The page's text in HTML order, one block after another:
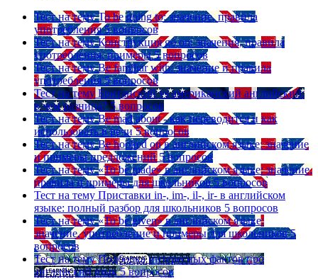
Тест на тему To be going to: значение, правила
употребления 5 вопросов
Тест на тему Конструкция go on: значения, правила
употребления, примеры 5 вопросов
Тест на тему Be familiar with: значение и правила
употребления 5 вопросов
Тест на тему Британский vs американский английский:
в чем разница? 5 вопросов
Тест на тему Be mad about - как переводится и как
использовать в речи 5 вопросов
Тест на тему Be hooked on в английском языке: значение
и примеры предложений 5 вопросов
Тест на тему «To be made» в английском языке: значение,
правила и примеры для школьников 5 вопросов
Тест на тему Приставки in-, im-, il-, ir- в английском
языке: полный разбор для школьников 5 вопросов
Тест на тему «To be given» в английском языке:
значение, употребление и примеры для школьников 5
вопросов
Тест на тему Подборка интересных фактов про
английский язык 5 вопросов